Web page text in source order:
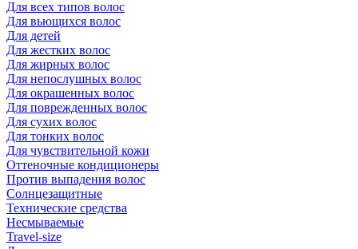
Для всех типов волос
Для вьющихся волос
Для детей
Для жестких волос
Для жирных волос
Для непослушных волос
Для окрашенных волос
Для поврежденных волос
Для сухих волос
Для тонких волос
Для чувствительной кожи
Оттеночные кондиционеры
Против выпадения волос
Солнцезащитные
Технические средства
Несмываемые
Travel-size